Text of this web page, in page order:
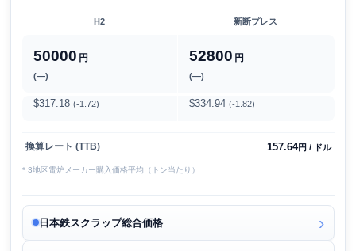
H2 新断プレス
50000 円
(―)
52800 円
(―)
$317.18 (-1.72) $334.94 (-1.82)
換算レート (TTB) 157.64円 / ドル
* 3地区電炉メーカー購入価格平均（トン当たり）
日本鉄スクラップ総合価格